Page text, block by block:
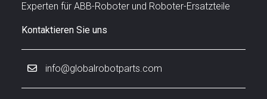
Experten für ABB-Roboter und Roboter-Ersatzteile
Kontaktieren Sie uns
info@globalrobotparts.com